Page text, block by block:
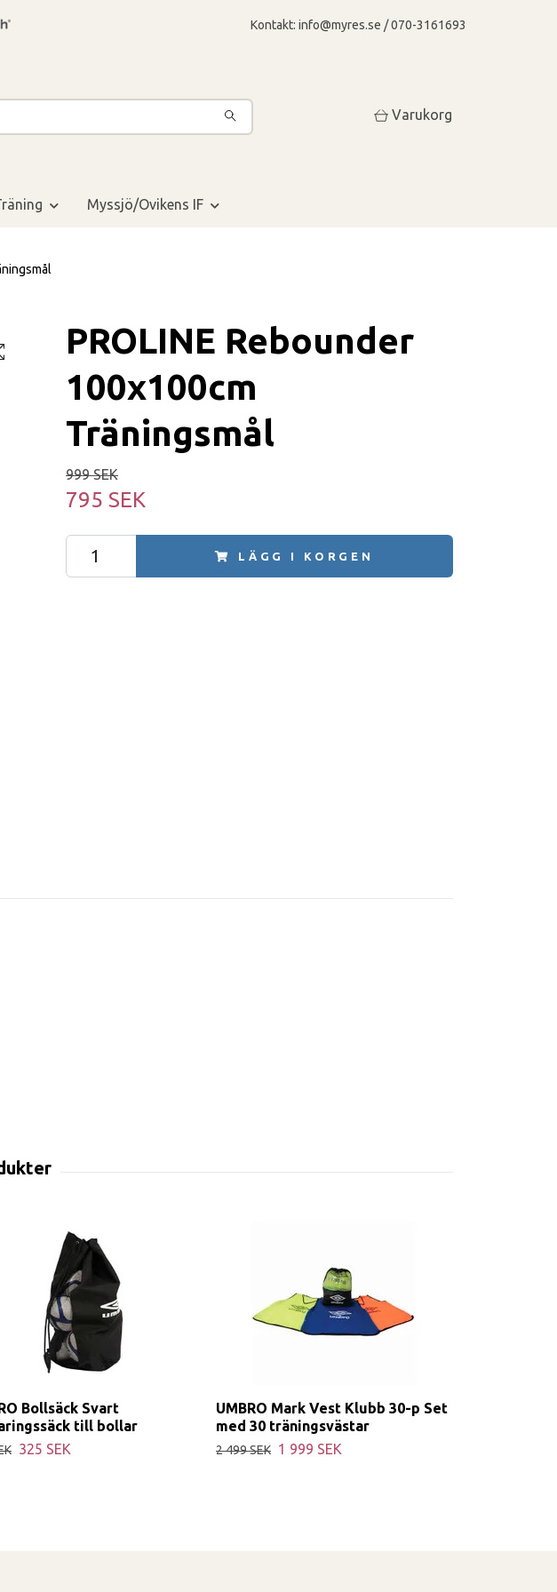
Kontakt: info@myres.se / 070-3161693
Varukorg
Myssjö/Ovikens IF
PROLINE Rebounder
100x100cm
Träningsmål
999 SEK
795 SEK
LÄGG I KORGEN
Bollsäck Svart
till bollar
325 SEK
UMBRO Mark Vest Klubb 30-p Set
med 30 träningsvästar
2 499 SEK 1 999 SEK